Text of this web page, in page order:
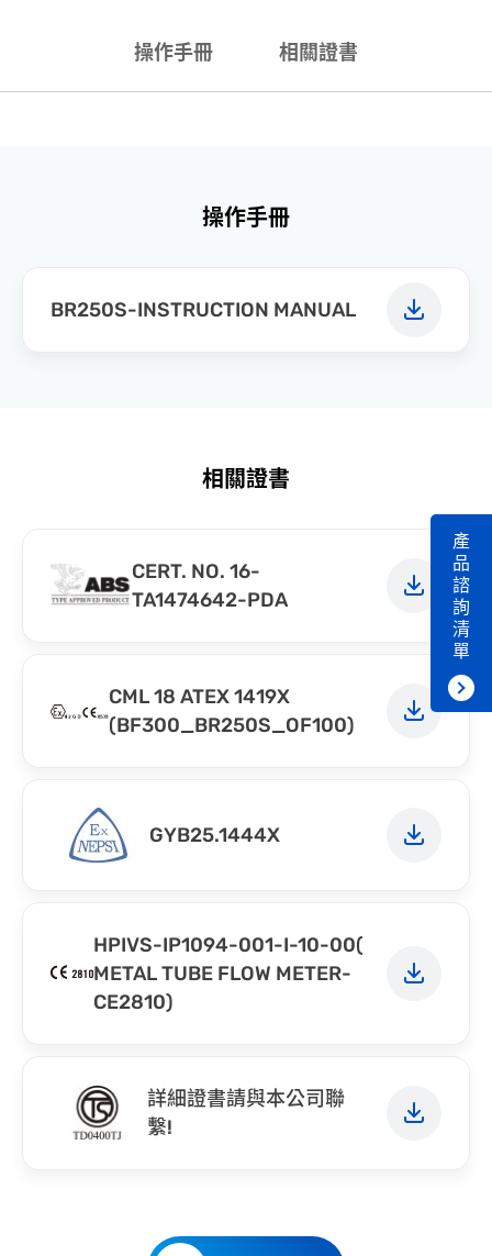
操作手冊 相關證書
操作手冊
BR250S-INSTRUCTION MANUAL
相關證書
CERT. NO. 16-
TA1474642-PDA
CML 18 ATEX 1419X
(BF300_BR250S_OF100)
GYB25.1444X
HPIVS-IP1094-001-I-10-00(
METAL TUBE FLOW METER-
CE2810)
詳細證書請與本公司聯
繫!
產
品
諮
詢
清
單